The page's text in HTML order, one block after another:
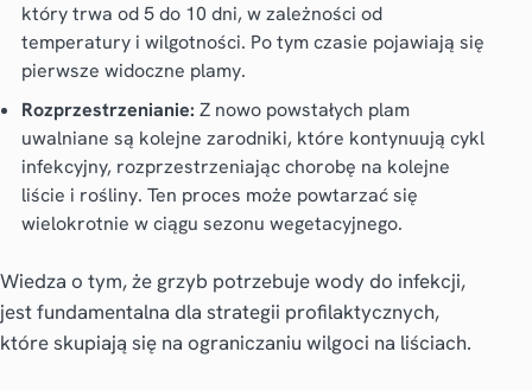
który trwa od 5 do 10 dni, w zależności od
temperatury i wilgotności. Po tym czasie pojawiają się
pierwsze widoczne plamy.
Rozprzestrzenianie: Z nowo powstałych plam
uwalniane są kolejne zarodniki, które kontynuują cykl
infekcyjny, rozprzestrzeniając chorobę na kolejne
liście i rośliny. Ten proces może powtarzać się
wielokrotnie w ciągu sezonu wegetacyjnego.
Wiedza o tym, że grzyb potrzebuje wody do infekcji,
jest fundamentalna dla strategii profilaktycznych,
które skupiają się na ograniczaniu wilgoci na liściach.